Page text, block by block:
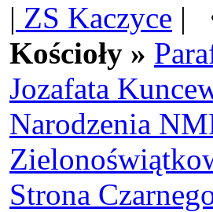
| ZS Kaczyce |
Kościoły »
Jozafata
Narodzenia
Strona